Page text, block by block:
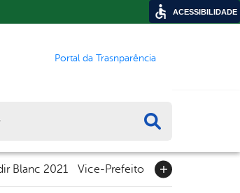
Portal da Trasnparência
Blanc 2021 Vice-Prefeito
ACESSIBILIDADE